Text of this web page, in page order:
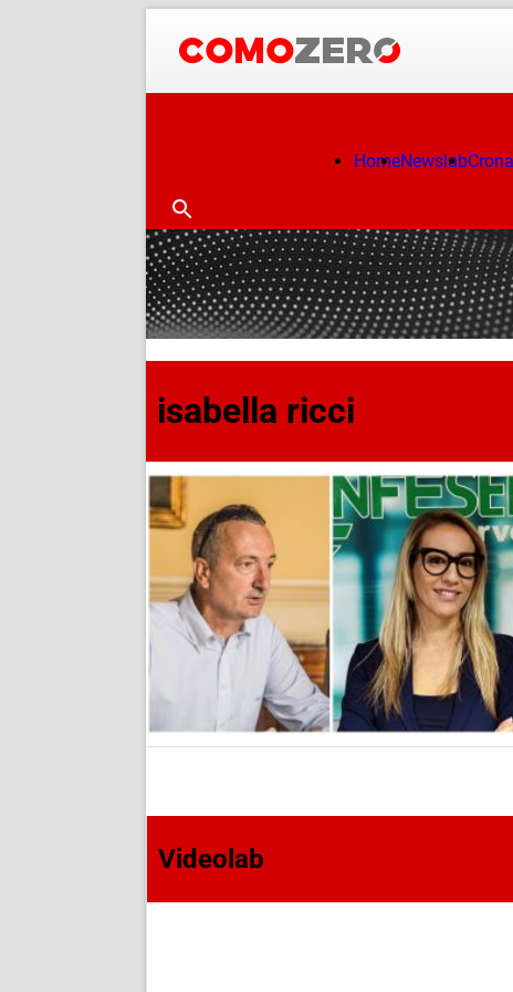
HomeNewslab
isabella ricci
Videolab